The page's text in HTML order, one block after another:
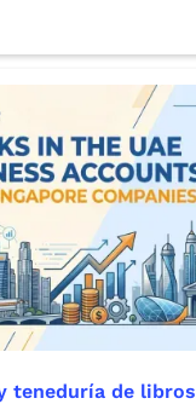
teneduría de libros